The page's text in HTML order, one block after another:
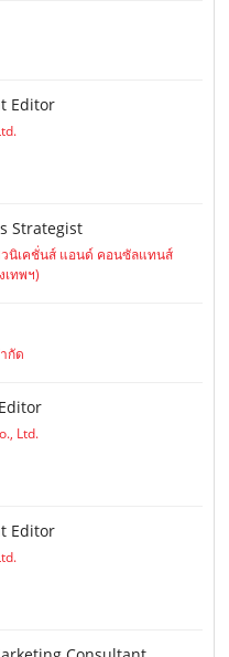
Editor
Strategist
นิเคชั่นส์ แอนด์ คอนซัลแทนส์
เทพฯ)
กัด
Ltd.
Editor